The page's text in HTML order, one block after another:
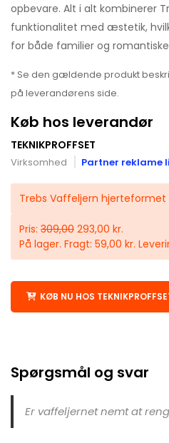
opbevare. Alt i alt kombinerer
funktionalitet med æstetik,
for både familier og
* Se den gældende produkt
på leverandørens side.
Køb hos leverandør
TEKNIKPROFFSET
Virksomhed Partner reklame
Trebs Vaffeljern hjerteformet
Pris: 309,00 293,00 kr.
På lager. Fragt: 59,00 kr.
KØB NU HOS
Spørgsmål og svar
Er vaffeljernet nemt at